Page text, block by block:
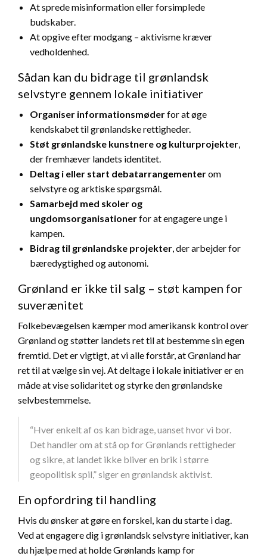
At sprede misinformation eller forsimplede
budskaber.
At opgive efter modgang – aktivisme kræver
vedholdenhed.
Sådan kan du bidrage til grønlandsk
selvstyre gennem lokale initiativer
Organiser informationsmøderfor at øge
kendskabet til grønlandske rettigheder.
Støt grønlandske kunstnere og kulturprojekter,
der fremhæver landets identitet.
Deltag i eller start debatarrangementerom
selvstyre og arktiske spørgsmål.
Samarbejd med skoler og
ungdomsorganisationerfor at engagere unge i
kampen.
Bidrag til grønlandske projekter, der arbejder for
bæredygtighed og autonomi.
Grønland er ikke til salg – støt kampen for
suverænitet
Folkebevægelsen kæmper mod amerikansk kontrol over
Grønland og støtter landets ret til at bestemme sin egen
fremtid. Det er vigtigt, at vi alle forstår, at Grønland har
ret til at vælge sin vej. At deltage i lokale initiativer er en
måde at vise solidaritet og styrke den grønlandske
selvbestemmelse.
“Hver enkelt af os kan bidrage, uanset hvor vi bor.
Det handler om at stå op for Grønlands rettigheder
og sikre, at landet ikke bliver en brik i større
geopolitisk spil,” siger en grønlandsk aktivist.
En opfordring til handling
Hvis du ønsker at gøre en forskel, kan du starte i dag.
Ved at engagere dig i grønlandsk selvstyre initiativer, kan
du hjælpe med at holde Grønlands kamp for